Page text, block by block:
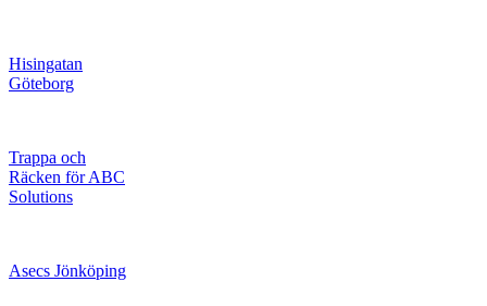
Hisingatan
Göteborg
Trappa och
Räcken för ABC
Solutions
Asecs Jönköping